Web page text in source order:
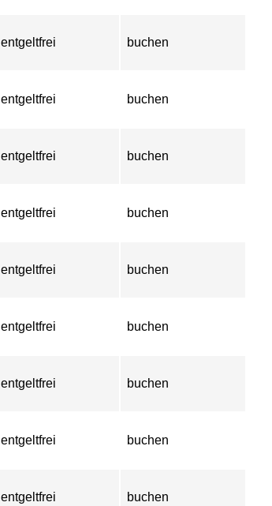
entgeltfrei buchen
entgeltfrei buchen
entgeltfrei buchen
entgeltfrei buchen
entgeltfrei buchen
entgeltfrei buchen
entgeltfrei buchen
entgeltfrei buchen
entgeltfrei buchen